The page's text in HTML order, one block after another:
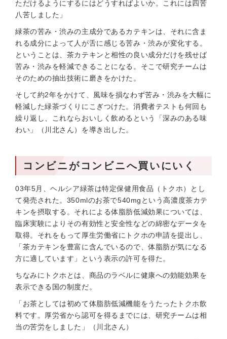
ただけるようにするにはどうすればよいか。これには四苦
八苦しました」
緑茶の苦み・渋みの主成分であるカテキンは、それに含ま
れる成分によって人が舌に感じる苦み・渋みが変化する。
ということは、茶カテキンと相性の良い成分だけを残せば
苦み・渋みを軽減できることになる。そこで研究チームは
そのための抽出技術に磨きをかけた。
そして約2年をかけて、風味を損なわず苦み・渋みを大幅に
軽減した緑茶づくりにこぎつけた。消費者テストも何回も
繰り返し、これならおいしく飲めるという「深みのある味
わい」（川北さん）を導き出した。
コンビニがコンビニへ買いにいく
03年5月、ヘルシア緑茶は特定保健用食品（トクホ）とし
て発売された。350mlのお茶で540mgという高濃度茶カテ
キンを摂取する。それによる体脂肪低減効果については、
臨床実験によりその有効性と安全性などの綿密なデータを
取得。それをもって厚生労働省にトクホの申請を提出し、
「茶カテキンを豊富に含んでいるので、体脂肪が気になる
方に適しています」という表示の許可を得た。
ちなみにトクホとは、商品のラベルに健康への効能効果を
表示できる国の制度だ。
「お茶としては初めて体脂肪低減機能をうたったトクホ飲
料です。厚労省から認可を得るまでには、研究チームは相
当の苦労をしました」（川北さん）